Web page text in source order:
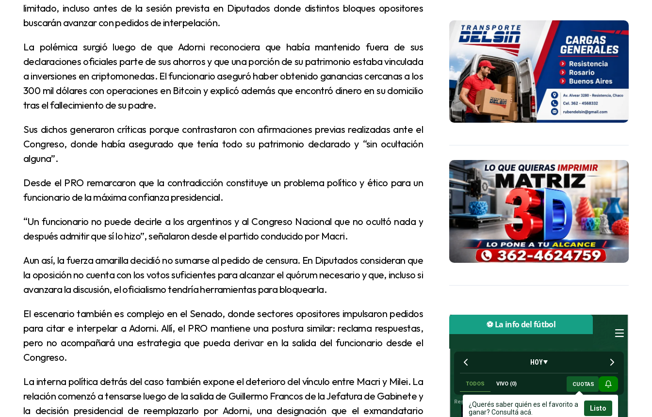
limitado, incluso antes de la sesión prevista en Diputados donde distintos bloques opositores
buscarán avanzar con pedidos de interpelación.
La polémica surgió luego de que Adorni reconociera que había mantenido fuera de sus
declaraciones oficiales parte de sus ahorros y que una porción de su patrimonio estaba vinculada
a inversiones en criptomonedas. El funcionario aseguró haber obtenido ganancias cercanas a los
300 mil dólares con operaciones en Bitcoin y explicó además que encontró dinero en su domicilio
tras el fallecimiento de su padre.
Sus dichos generaron críticas porque contrastaron con afirmaciones previas realizadas ante el
Congreso, donde había asegurado que tenía todo su patrimonio declarado y “sin ocultación
alguna”.
Desde el PRO remarcaron que la contradicción constituye un problema político y ético para un
funcionario de la máxima confianza presidencial.
“Un funcionario no puede decirle a los argentinos y al Congreso Nacional que no ocultó nada y
después admitir que sí lo hizo”, señalaron desde el partido conducido por Macri.
Aun así, la fuerza amarilla decidió no sumarse al pedido de censura. En Diputados consideran que
la oposición no cuenta con los votos suficientes para alcanzar el quórum necesario y que, incluso si
avanzara la discusión, el oficialismo tendría herramientas para bloquearla.
El escenario también es complejo en el Senado, donde sectores opositores impulsaron pedidos
para citar e interpelar a Adorni. Allí, el PRO mantiene una postura similar: reclama respuestas,
pero no acompañará una estrategia que pueda derivar en la salida del funcionario desde el
Congreso.
La interna política detrás del caso también expone el deterioro del vínculo entre Macri y Milei. La
relación comenzó a tensarse luego de la salida de Guillermo Francos de la Jefatura de Gabinete y
la decisión presidencial de reemplazarlo por Adorni, una designación que el exmandatario
⚽ La info del fútbol